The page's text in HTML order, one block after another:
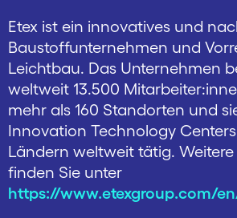
Etex ist ein innovatives und
Baustoffunternehmen und
Leichtbau. Das Unternehmen
weltweit 13.500
mehr als 160 Stand­orten und
Innovation Technology Centers
Ländern weltweit tätig.
finden Sie unter
https://www.etexgroup.com/